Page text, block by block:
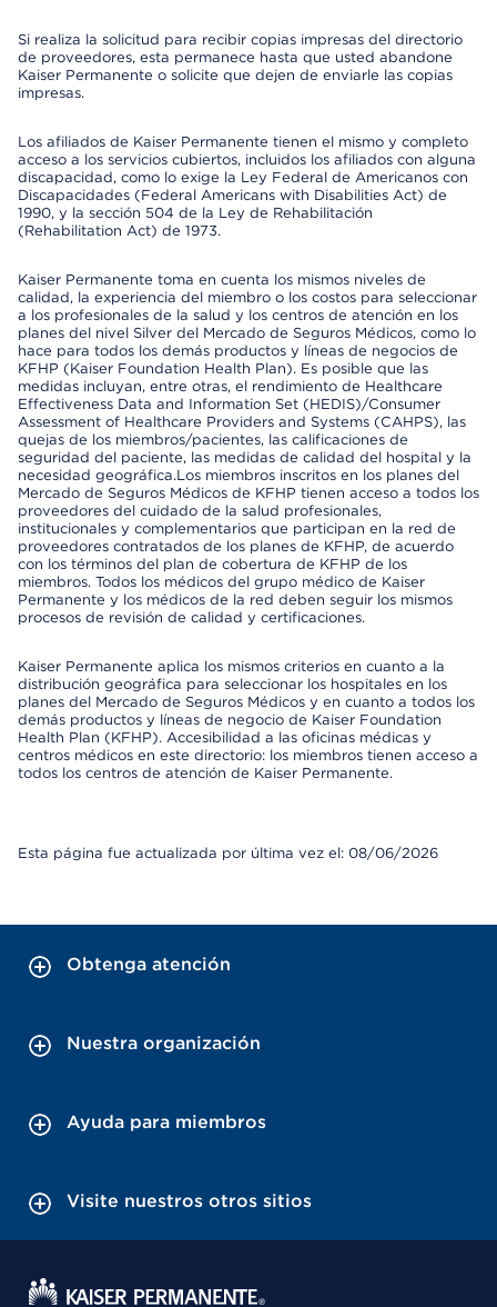
Si realiza la solicitud para recibir copias impresas del directorio
de proveedores, esta permanece hasta que usted abandone
Kaiser Permanente o solicite que dejen de enviarle las copias
impresas.
Los afiliados de Kaiser Permanente tienen el mismo y completo
acceso a los servicios cubiertos, incluidos los afiliados con alguna
discapacidad, como lo exige la Ley Federal de Americanos con
Discapacidades (Federal Americans with Disabilities Act) de
1990, y la sección 504 de la Ley de Rehabilitación
(Rehabilitation Act) de 1973.
Kaiser Permanente toma en cuenta los mismos niveles de
calidad, la experiencia del miembro o los costos para seleccionar
a los profesionales de la salud y los centros de atención en los
planes del nivel Silver del Mercado de Seguros Médicos, como lo
hace para todos los demás productos y líneas de negocios de
KFHP (Kaiser Foundation Health Plan). Es posible que las
medidas incluyan, entre otras, el rendimiento de Healthcare
Effectiveness Data and Information Set (HEDIS)/Consumer
Assessment of Healthcare Providers and Systems (CAHPS), las
quejas de los miembros/pacientes, las calificaciones de
seguridad del paciente, las medidas de calidad del hospital y la
necesidad geográfica.Los miembros inscritos en los planes del
Mercado de Seguros Médicos de KFHP tienen acceso a todos los
proveedores del cuidado de la salud profesionales,
institucionales y complementarios que participan en la red de
proveedores contratados de los planes de KFHP, de acuerdo
con los términos del plan de cobertura de KFHP de los
miembros. Todos los médicos del grupo médico de Kaiser
Permanente y los médicos de la red deben seguir los mismos
procesos de revisión de calidad y certificaciones.
Kaiser Permanente aplica los mismos criterios en cuanto a la
distribución geográfica para seleccionar los hospitales en los
planes del Mercado de Seguros Médicos y en cuanto a todos los
demás productos y líneas de negocio de Kaiser Foundation
Health Plan (KFHP). Accesibilidad a las oficinas médicas y
centros médicos en este directorio: los miembros tienen acceso a
todos los centros de atención de Kaiser Permanente.
Esta página fue actualizada por última vez el: 08/06/2026
Obtenga atención
Nuestra organización
Ayuda para miembros
Visite nuestros otros sitios